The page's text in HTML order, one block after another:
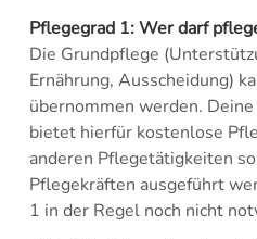
Pflegegrad 1: Wer darf
Die Grundpflege
Ernährung, Ausscheidung)
übernommen werden.
bietet hierfür kostenlose
anderen Pflegetätigkeiten
Pflegekräften ausgeführt
1 in der Regel noch nicht